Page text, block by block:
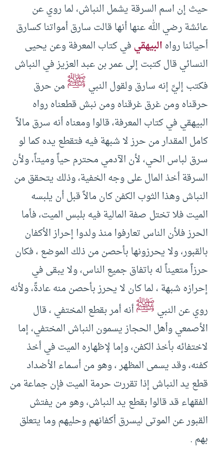
حيث إن اسم السرقة يشمل النباش، لما روي عن
عائشة رضي الله عنها أنها قالت سارق أمواتنا كسارق
أحيائنا رواهالبيهقيفي كتاب المعرفة وعن يحيى
النسائي قال كتبت إلى عمر بن عبد العزيز في النباش
فكتب إليَّ إنه سارق ولقول النبيﷺمن حرق
حرقناه ومن غرق غرقناه ومن نبش قطعناه رواه
البيهقي في كتاب المعرفة، قالوا ومعناه أنه سرق مالاً
كامل المقدار من حرز لا شبهة فيه فتقطع يده كما لو
سرق لباس الحي، لأن الآدمي محترم حياً وميتاً، ولأن
السرقة أخذ المال على وجه الخفية، وذلك يتحقق من
النباش وهذا الثوب الكفن كان مالاً قبل أن يلبسه
الميت فلا تختل صفة المالية فيه بلبس الميت، فأما
الحرز فلأن الناس تعارفوا منذ ولدوا إحراز الأكفان
بالقبور، ولا يحرزونها بأحصن من ذلك الموضع ، فكان
حرزاً متعيناً له باتفاق جميع الناس، ولا يبقى في
إحرازه شبهة ، لما كان لا يحرز بأحصن منه عادةً، ولأنه
روي عن النبيﷺأنه أمر بقطع المختفي ، قال
الأصمعي وأهل الحجاز يسمون النباش المختفي، إما
لاختفائه بأخذ الكفن، وإما لإظهاره الميت في أخذ
كفنه، وقد يسمى المظهر ، وهو من أسماء الأضداد
قطع يد النباش إذا تقررت حرمة الميت فإن جماعة من
الفقهاء قد قالوا بقطع يد النباش، وهو من يفتش
القبور عن الموتى ليسرق أكفانهم وحليهم وما يتعلق
بهم .